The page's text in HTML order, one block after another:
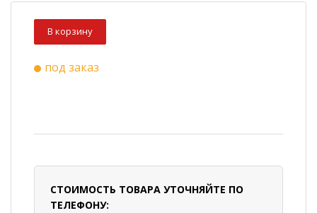
В корзину
под заказ
СТОИМОСТЬ ТОВАРА УТОЧНЯЙТЕ ПО
ТЕЛЕФОНУ: